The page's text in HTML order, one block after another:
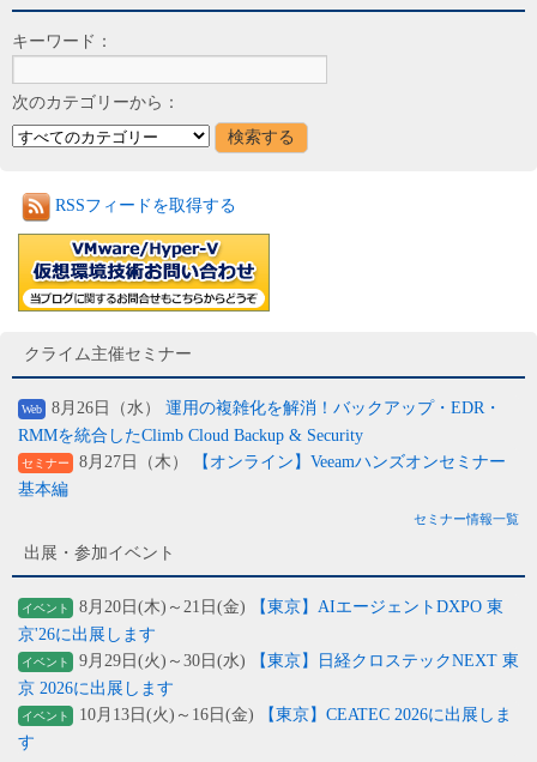
キーワード：
次のカテゴリーから：
RSSフィードを取得する
クライム主催セミナー
Web 8月26日（水） 運用の複雑化を解消！バックアップ・EDR・
RMMを統合したClimb Cloud Backup & Security
セミナー 8月27日（木）
【オンライン】Veeamハンズオンセミナー
基本編
セミナー情報一覧
出展・参加イベント
イベント 8月20日(木)～21日(金)
【東京】AIエージェントDXPO 東
京'26に出展します
イベント 9月29日(火)～30日(水)
【東京】日経クロステックNEXT 東
京 2026に出展します
イベント 10月13日(火)～16日(金)
【東京】CEATEC 2026に出展しま
す